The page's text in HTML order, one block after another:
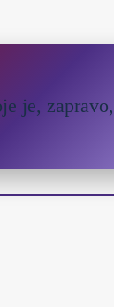
je, zapravo,